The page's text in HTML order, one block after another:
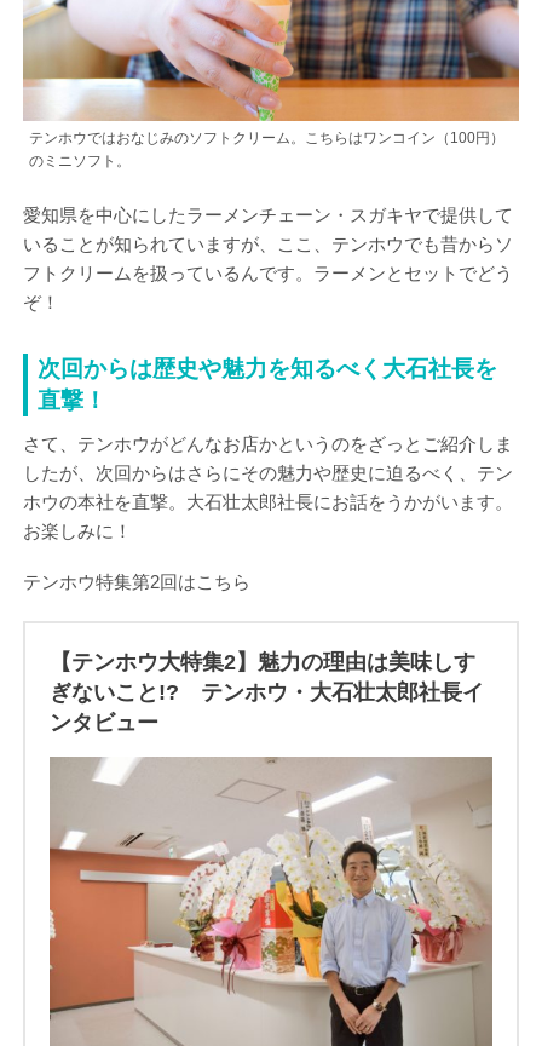
テンホウではおなじみのソフトクリーム。こちらはワンコイン（100円）
のミニソフト。
愛知県を中心にしたラーメンチェーン・スガキヤで提供して
いることが知られていますが、ここ、テンホウでも昔からソ
フトクリームを扱っているんです。ラーメンとセットでどう
ぞ！
次回からは歴史や魅力を知るべく大石社長を
直撃！
さて、テンホウがどんなお店かというのをざっとご紹介しま
したが、次回からはさらにその魅力や歴史に迫るべく、テン
ホウの本社を直撃。大石壮太郎社長にお話をうかがいます。
お楽しみに！
テンホウ特集第2回はこちら
【テンホウ大特集2】魅力の理由は美味しす
ぎないこと!? テンホウ・大石壮太郎社長イ
ンタビュー